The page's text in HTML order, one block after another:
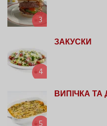
3
4
ЗАКУСКИ
ВИПІЧКА ТА